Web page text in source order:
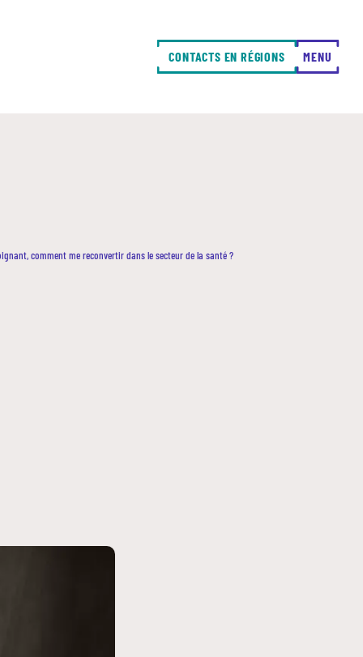
CONTACTS EN RÉGIONS MENU
FERMER
comment me reconvertir dans le secteur de la santé ?